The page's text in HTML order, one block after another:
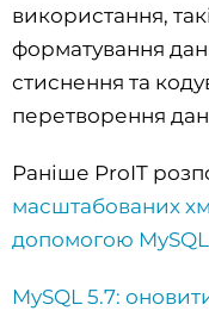
використання,
форматування
стиснення та
перетворення
Раніше ProIT
масштабованих
допомогою MySQL
MySQL 5.7: